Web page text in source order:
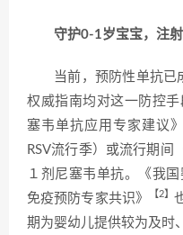
守护0-1岁宝宝，注
当前，预防性单抗已
权威指南均对这一防控
塞韦单抗应用专家建议
RSV流行季）或流行期间
１剂尼塞韦单抗。《我国
免疫预防专家共识》
【2】
期为婴幼儿提供较为及时